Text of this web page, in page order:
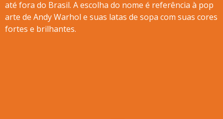
até fora do Brasil. A escolha do nome é referência à pop
arte de Andy Warhol e suas latas de sopa com suas cores
fortes e brilhantes.